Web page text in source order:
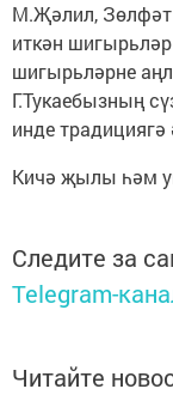
М.Җәлил, Зөлфәт
иткән
шигырьләрне
Г.Тукаебызның
инде
Кичә җылы һәм
Следите за
Telegram-
Читайте